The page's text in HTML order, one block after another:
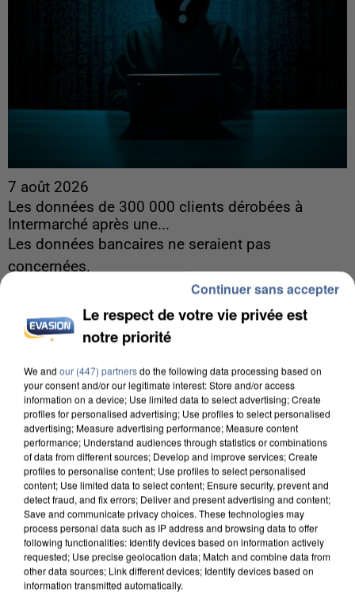
7 août 2026
Les données de 300 000 clients dérobées à
Intermarché après une...
Les données bancaires ne seraient pas
concernées.
7 août 2026
Un second cadre de la DZ Mafia interpellé en
Algérie
Le respect de votre vie privée est
notre priorité
We and our (447) partnersdo the following data processing based on
your consent and/or our legitimate interest: Store and/or access
information on a device; Use limited data to select advertising; Create
profiles for personalised advertising; Use profiles to select personalised
advertising; Measure advertising performance; Measure content
performance; Understand audiences through statistics or combinations
of data from different sources; Develop and improve services; Create
profiles to personalise content; Use profiles to select personalised
content; Use limited data to select content; Ensure security, prevent and
detect fraud, and fix errors; Deliver and present advertising and content;
Save and communicate privacy choices. These technologies may
process personal data such as IP address and browsing data to offer
following functionalities: Identify devices based on information actively
requested; Use precise geolocation data; Match and combine data from
other data sources; Link different devices; Identify devices based on
information transmitted automatically.
Continuer sans accepter